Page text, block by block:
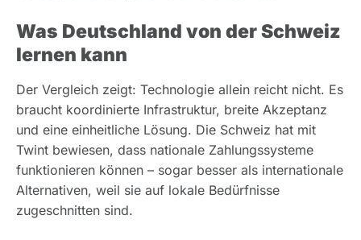
Was Deutschland von der Schweiz
lernen kann
Der Vergleich zeigt: Technologie allein reicht nicht. Es
braucht koordinierte Infrastruktur, breite Akzeptanz
und eine einheitliche Lösung. Die Schweiz hat mit
Twint bewiesen, dass nationale Zahlungssysteme
funktionieren können – sogar besser als internationale
Alternativen, weil sie auf lokale Bedürfnisse
zugeschnitten sind.